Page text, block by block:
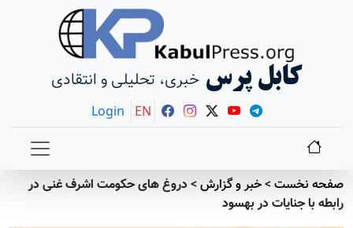
کابل پرس خبری، تحلیلی و انتقادی
Login EN
صفحه نخست>خبر و گزارش> دروغ های حکومت اشرف غنی در
رابطه با جنایات در بهسود